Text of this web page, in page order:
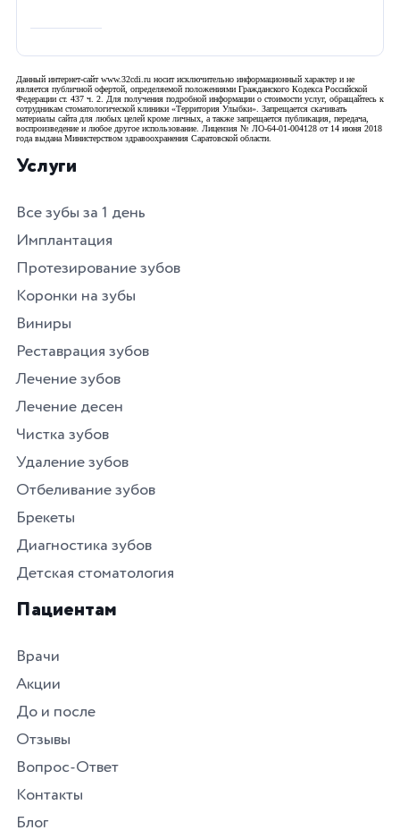
Данный интернет-сайт www.32cdi.ru носит исключительно информационный характер и не
является публичной офертой, определяемой положениями Гражданского Кодекса Российской
Федерации ст. 437 ч. 2. Для получения подробной информации о стоимости услуг, обращайтесь к
сотрудникам стоматологической клиники «Территория Улыбки». Запрещается скачивать
материалы сайта для любых целей кроме личных, а также запрещается публикация, передача,
воспроизведение и любое другое использование. Лицензия № ЛО-64-01-004128 от 14 июня 2018
года выдана Министерством здравоохранения Саратовской области.
Услуги
Все зубы за 1 день
Имплантация
Протезирование зубов
Коронки на зубы
Виниры
Реставрация зубов
Лечение зубов
Лечение десен
Чистка зубов
Удаление зубов
Отбеливание зубов
Брекеты
Диагностика зубов
Детская стоматология
Пациентам
Врачи
Акции
До и после
Отзывы
Вопрос-Ответ
Контакты
Блог